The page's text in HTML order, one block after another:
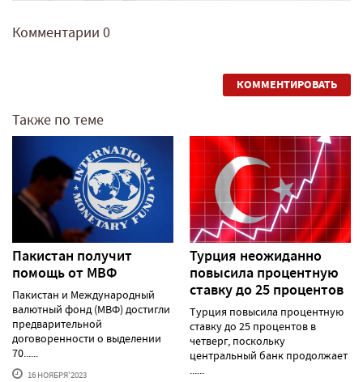
Комментарии 0
КОММЕНТИРОВАТЬ
Также по теме
Пакистан получит
помощь от МВФ
Пакистан и Международный
валютный фонд (МВФ) достигли
предварительной
договоренности о выделении
70......
16 НОЯБРЯ'2023
Турция неожиданно
повысила процентную
ставку до 25 процентов
Турция повысила процентную
ставку до 25 процентов в
четверг, поскольку
центральный банк продолжает
......